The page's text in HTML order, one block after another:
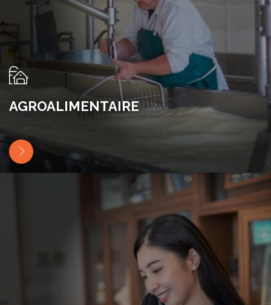
AGROALIMENTAIRE